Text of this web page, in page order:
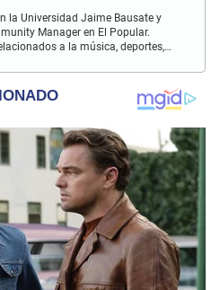
la Universidad Jaime Bausate y
Manager en El Popular.
a la música, deportes,